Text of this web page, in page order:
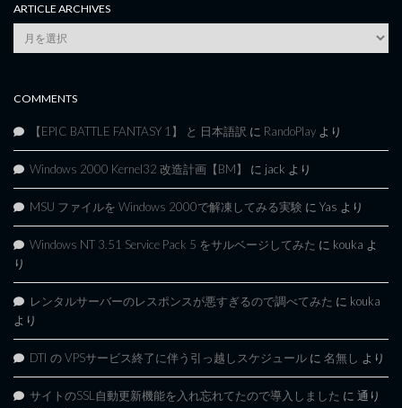
ARTICLE ARCHIVES
Article
Archives
COMMENTS
【EPIC BATTLE FANTASY 1】 と 日本語訳 に RandoPlay より
Windows 2000 Kernel32 改造計画【BM】 に jack より
MSU ファイルを Windows 2000で解凍してみる実験 に Yas より
Windows NT 3.51 Service Pack 5 をサルベージしてみた に kouka よ
り
レンタルサーバーのレスポンスが悪すぎるので調べてみた に kouka
より
DTI の VPSサービス終了に伴う引っ越しスケジュール に 名無し より
サイトのSSL自動更新機能を入れ忘れてたので導入しました に 通り